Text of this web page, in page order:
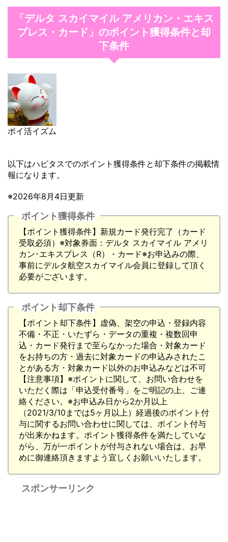
「デルタ スカイマイル アメリカン・エキス
プレス・カード」のポイント獲得条件と却
下条件
ポイ活イズム
以下はハピタスでのポイント獲得条件と却下条件の掲載情
報になります。
※2026年8月4日更新
ポイント獲得条件
【ポイント獲得条件】新規カード発行完了（カード
受取必須）※対象券面：デルタ スカイマイル アメリ
カン･エキスプレス（R）・カード※お申込みの際、
事前にデルタ航空スカイマイル会員に登録して頂く
必要がございます。
ポイント却下条件
【ポイント却下条件】虚偽、架空の申込・登録内容
不備・不正・いたずら・データの重複・複数回申
込・カード発行まで至らなかった場合・対象カード
をお持ちの方・過去に対象カードの申込みされたこ
とがある方・対象カード以外のお申込みなどは不可
【注意事項】※ポイントに関して、お問い合わせを
いただく際は「申込受付番号」をご明記の上、ご連
絡ください。※お申込み日から2か月以上
（2021/3/10までは5ヶ月以上）経過後のポイント付
与に関するお問い合わせに関しては、ポイント付与
が出来かねます。ポイント獲得条件を満たしていな
がら、万が一ポイントが付与されない場合は、お早
めに御連絡頂きますよう宜しくお願いいたします。
スポンサーリンク